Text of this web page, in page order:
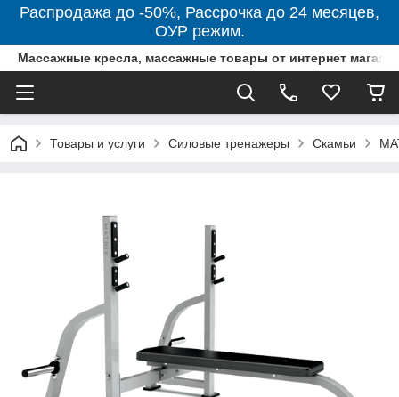
Распродажа до -50%, Рассрочка до 24 месяцев,
ОУР режим.
Массажные кресла, массажные товары от интернет
Товары и услуги Силовые тренажеры Скамьи